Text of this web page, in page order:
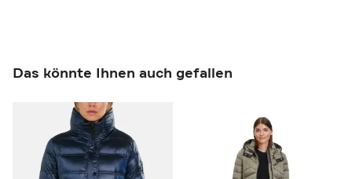
Das könnte Ihnen auch gefallen